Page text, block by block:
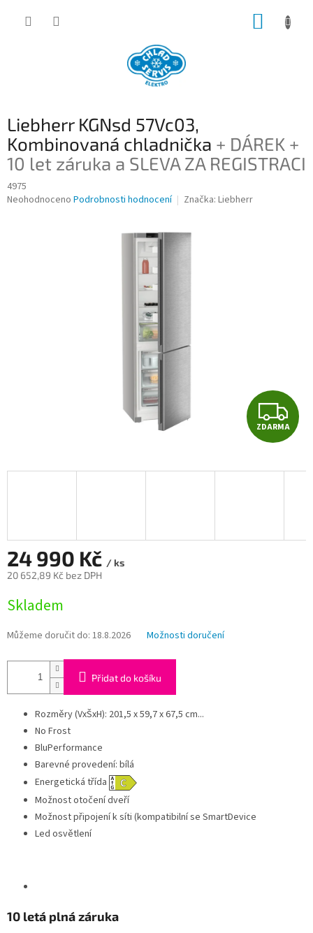
Liebherr KGNsd 57Vc03,
Kombinovaná chladnička + DÁREK +
10 let záruka a SLEVA ZA REGISTRACI
4975
Průměrné
Neohodnoceno Podrobnosti hodnocení Značka: Liebherr
Z
D
A
ZDARMA
24 990 Kč / ks
20 652,89 Kč bez DPH
cena:
Skladem
Můžeme doručit do: 18.8.2026 Možnosti doručení
Přidat do košíku
Rozměry (VxŠxH): 201,5 x 59,7 x 67,5 cm...
No Frost
BluPerformance
Barevné provedení: bílá
Energetická třída
Možnost otočení dveří
Možnost připojení k síti (kompatibilní se SmartDevice
Led osvětlení
10 letá plná záruka